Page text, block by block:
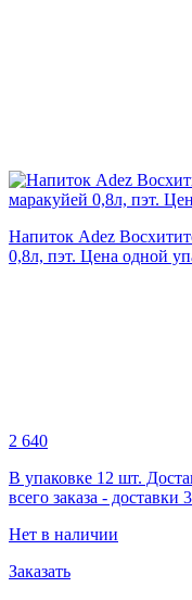
Напиток Adez
0,8л, пэт. Цена одной
2 640
В упаковке 12 шт.
всего заказа - доставки
Нет в наличии
Заказать